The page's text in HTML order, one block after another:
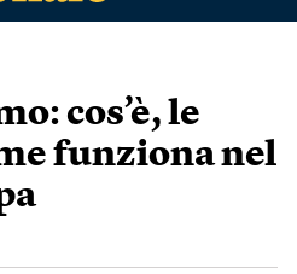
cos’è, le
funziona nel